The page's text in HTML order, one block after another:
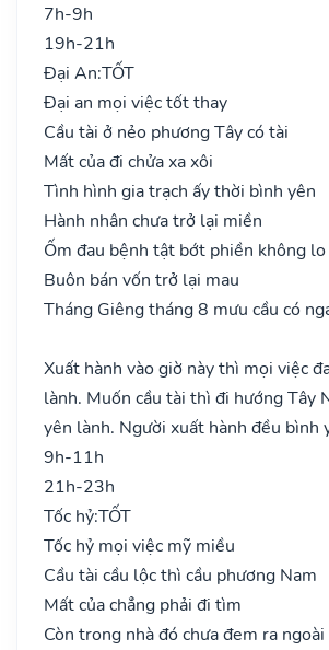
7h-9h
19h-21h
Đại An:TỐT
Đại an mọi việc tốt thay
Cầu tài ở nẻo phương Tây có tài
Mất của đi chửa xa xôi
Tình hình gia trạch ấy thời bình yên
Hành nhân chưa trở lại miền
Ốm đau bệnh tật bớt phiền không lo
Buôn bán vốn trở lại mau
Tháng Giêng tháng 8 mưu cầu có
Xuất hành vào giờ này thì mọi việc
lành. Muốn cầu tài thì đi hướng Tây
yên lành. Người xuất hành đều bình
9h-11h
21h-23h
Tốc hỷ:TỐT
Tốc hỷ mọi việc mỹ miều
Cầu tài cầu lộc thì cầu phương Nam
Mất của chẳng phải đi tìm
Còn trong nhà đó chưa đem ra ngoài